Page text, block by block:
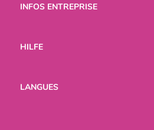
INFOS ENTREPRISE
HILFE
LANGUES